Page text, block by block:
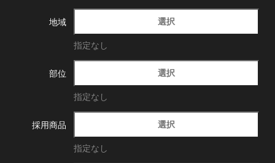
地域 選択
指定なし
部位 選択
指定なし
採用商品 選択
指定なし